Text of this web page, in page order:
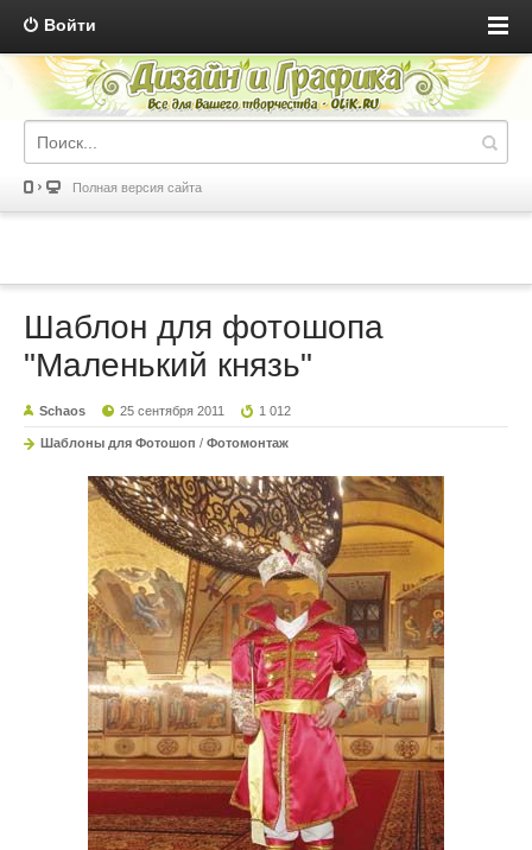
Войти
Полная версия сайта
Шаблон для фотошопа
"Маленький князь"
Schaos 25 сентября 2011 1 012
Шаблоны для Фотошоп / Фотомонтаж